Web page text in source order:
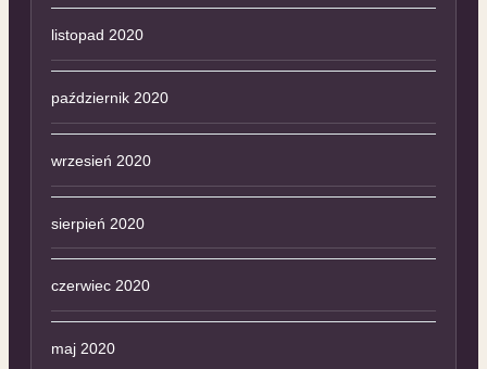
listopad 2020
październik 2020
wrzesień 2020
sierpień 2020
czerwiec 2020
maj 2020